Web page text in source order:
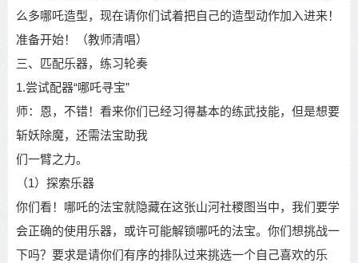
么多哪吒造型， 现在请你们试着把自己的造型动作加入进来！
准备开始！（教师清唱）
三、匹配乐器，练习轮奏
1.尝试配器“哪吒寻宝”
师：恩，不错！看来你们已经习得基本的练武技能，但是想要
斩妖除魔，还需法宝助我
们一臂之力。
（1）探索乐器
你们看！哪吒的法宝就隐藏在这张山河社稷图当中，我们要学
会正确的使用乐器，或许可能解锁哪吒的法宝。 你们想挑战一
下吗？要求是请你们有序的排队过来挑选一个自己喜欢的乐